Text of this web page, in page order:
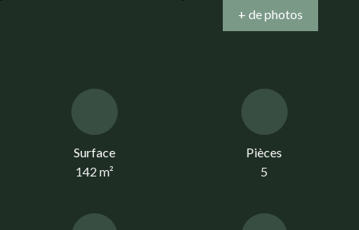
+ de photos
Surface
142m²
Pièces
5